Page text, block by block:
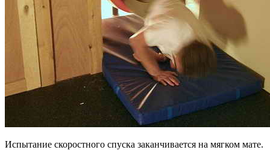
Испытание скоростного спуска заканчивается на мягком мате.